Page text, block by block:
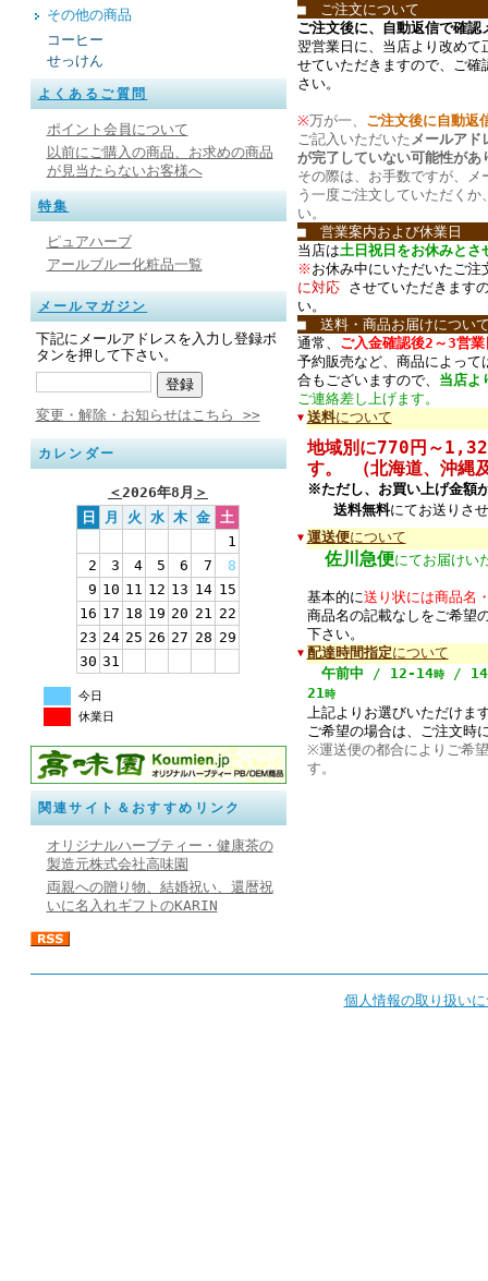
その他の商品
コーヒー
せっけん
よくあるご質問
ポイント会員について
以前にご購入の商品、お求めの商品
が見当たらないお客様へ
特集
ピュアハーブ
アールブルー化粧品一覧
メールマガジン
下記にメールアドレスを入力し登録ボ
タンを押して下さい。
変更・解除・お知らせはこちら >>
カレンダー
＜2026年8月 ＞
日
月 火 水 木 金 土
1
2
3 4 5 6 7
8
9 10 11 12 13 14 15
16 17 18 19 20 21 22
23 24 25 26 27 28 29
30 31
今日
休業日
関連サイト＆おすすめリンク
オリジナルハーブティー・健康茶の
製造元株式会社高味園
両親への贈り物、結婚祝い、還暦祝
いに名入れギフトのKARIN
■ ご注文について
ご注文後に、自動返信で確認
翌営業日に、当店より改めて
せていただきますので、ご確
さい。
※万が一、 ご注文後に自動返
ご記入いただいたメールアド
が完了していない可能性があ
その際は、お手数ですが、
う一度ご注文していただく
い。
■ 営業案内および休業日
当店は土日祝日をお休みとさ
※ お休み中にいただいたご注
に対応 させていただきます
い。
■ 送料・商品お届けについ
通常、 ご入金確認後2～3営
予約販売など、商品によって
合もございますので、 当店よ
ご連絡差し上げます。
▼ 送料について
地域別に770円～
す。 （北海道、沖縄
※ただし、お買い上げ金額
送料無料にてお送りさ
▼ 運送便について
佐川急便にてお届けい
基本的に送り状には商品名
商品名の記載なしをご希望
下さい。
▼ 配達時間指定について
午前中 / 12-14時 /
21時
上記よりお選びいただけま
ご希望の場合は、ご注文時
※運送便の都合によりご希
す。
個人情報の取り扱い